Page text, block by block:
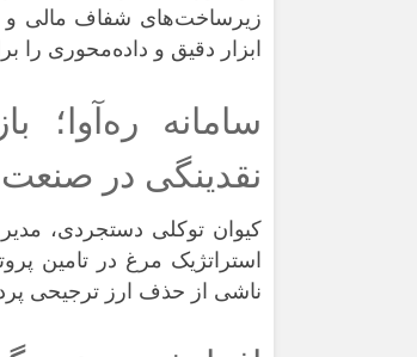
زیرساخت‌های شفاف مالی و
ابزار دقیق و داده‌محوری را
سامانه ره‌آوا؛
نقدینگی در
کیوان توکلی دستجردی،
استراتژیک مرغ در تامین
ناشی از حذف ارز ترجیحی